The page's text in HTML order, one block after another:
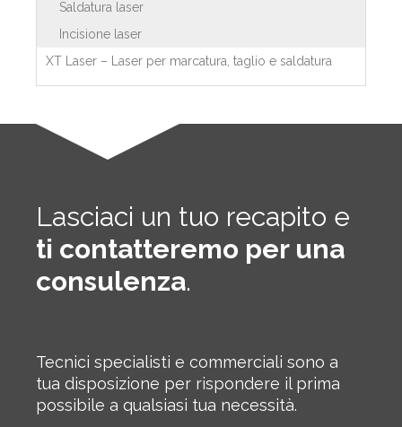
Saldatura laser
Incisione laser
XT Laser – Laser per marcatura, taglio e saldatura
Lasciaci un tuo recapito e
ti contatteremo per una
consulenza.
Tecnici specialisti e commerciali sono a
tua disposizione per rispondere il prima
possibile a qualsiasi tua necessità.